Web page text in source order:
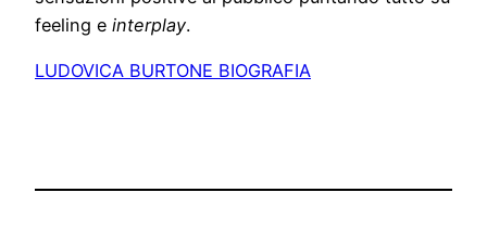
feeling e interplay.
LUDOVICA BURTONE BIOGRAFIA